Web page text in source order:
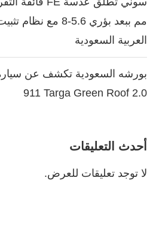
مم ببعد بؤري 5.6-8
العربية السعودية
911 Targa Green Roof 2.0
أحدث التعليقات
لا توجد تعليقات للعرض.